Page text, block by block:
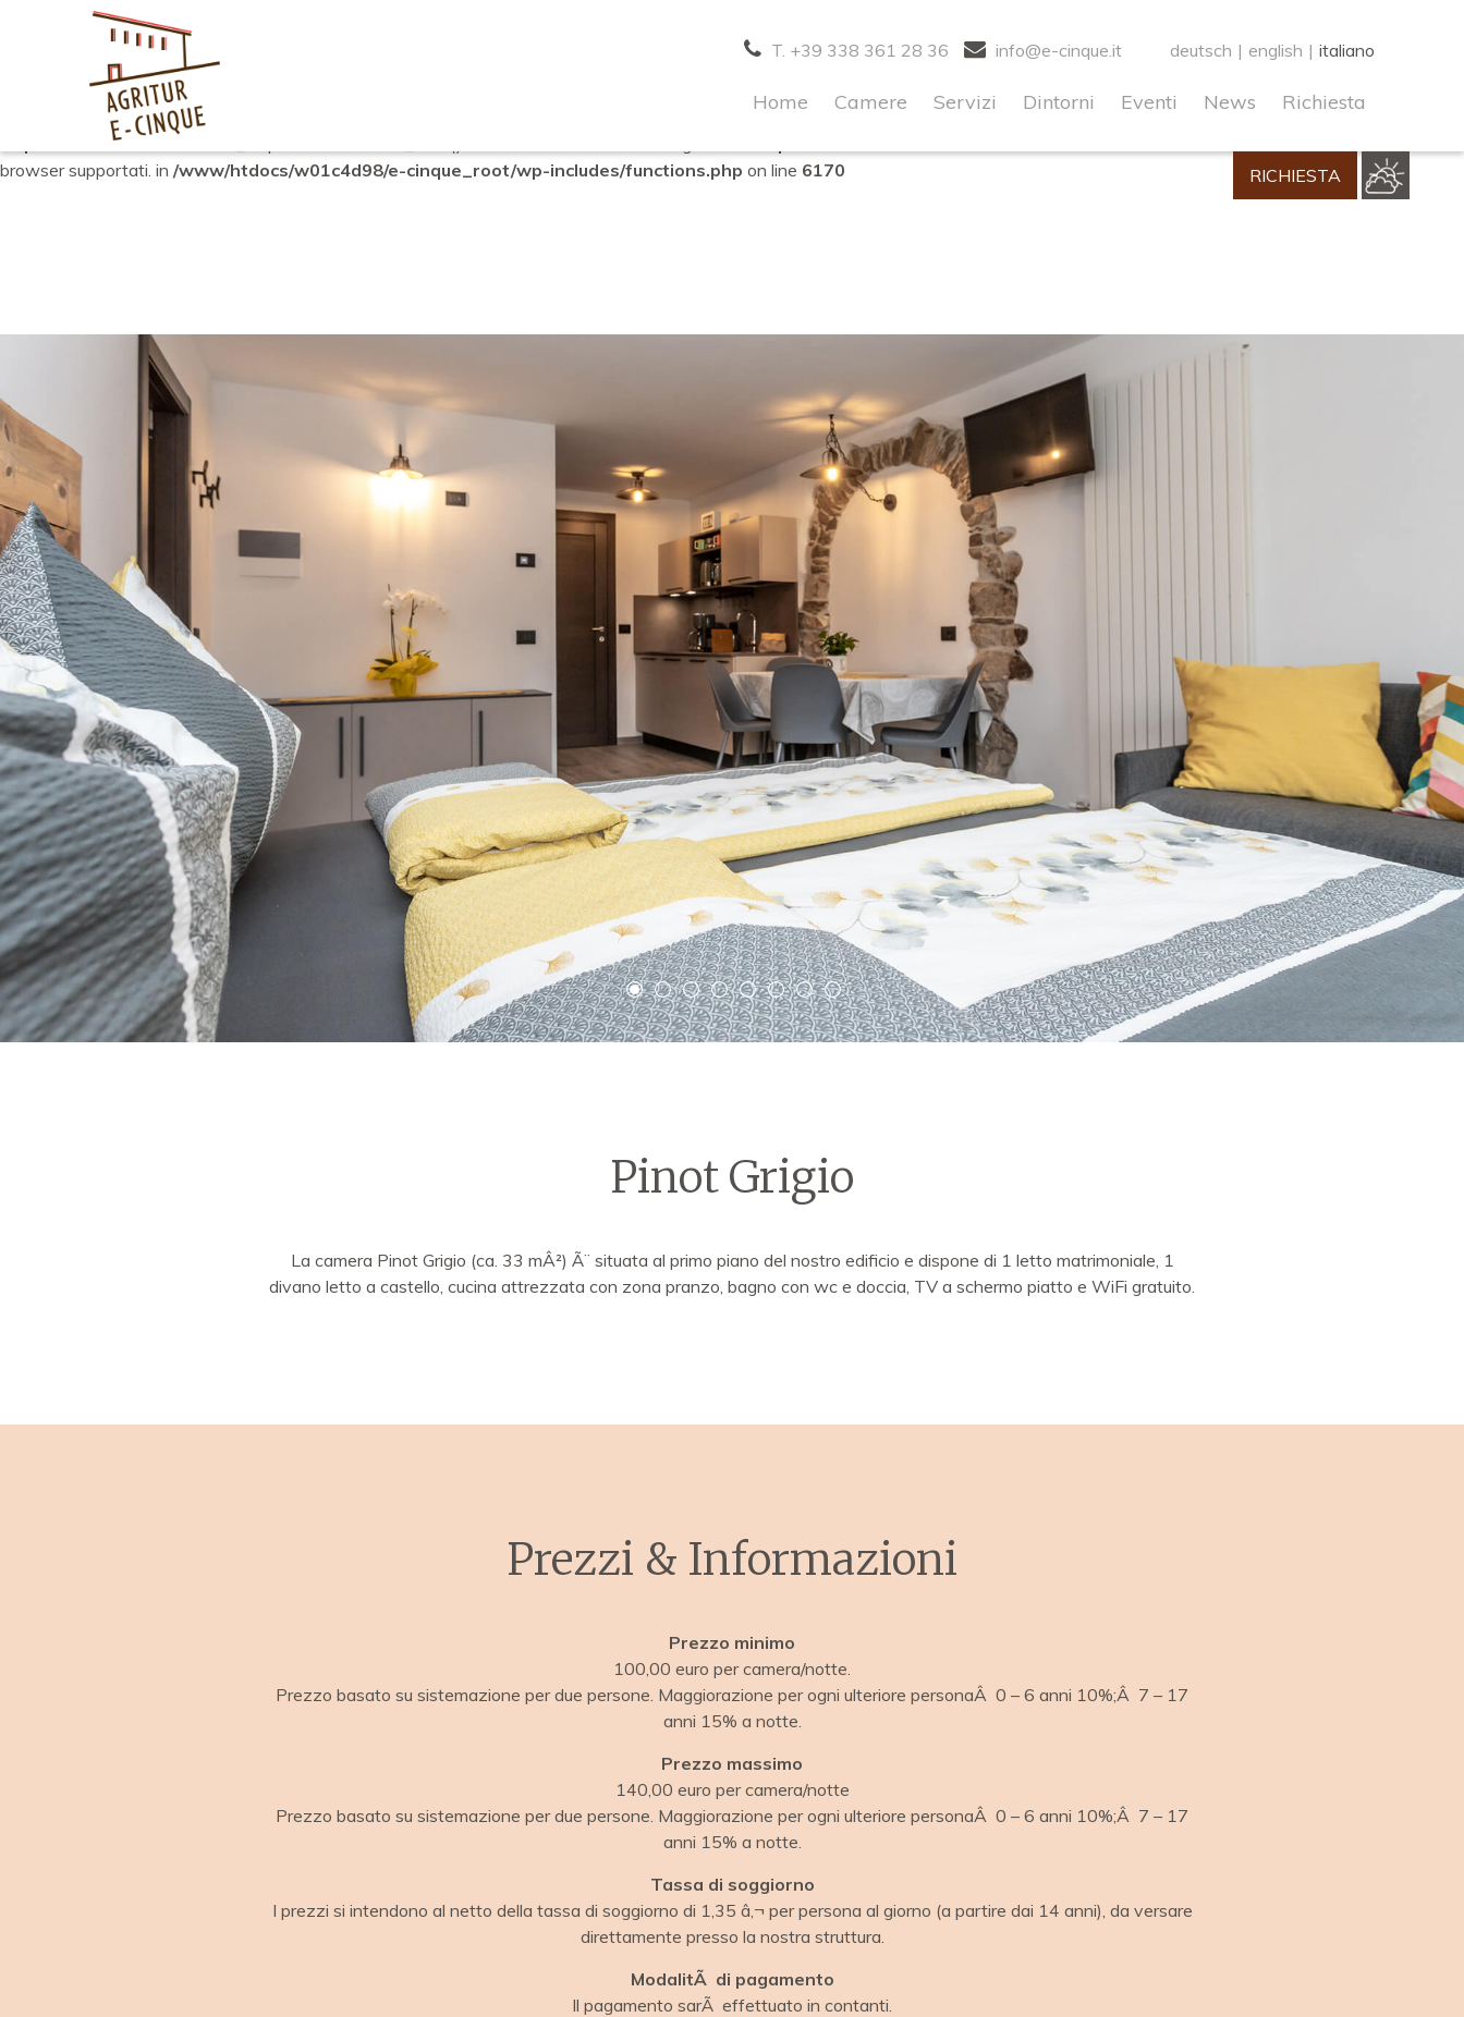
: Function _load_textdomain_just_in_time was called . Translation loading for the
domain was triggered too early. This is usually an indicator for some code in the
plugin or theme running too early. Translations should be loaded at the
Debugging in WordPressfor more information. (This message was added in version
/www/htdocs/w01c4d98/e-cinque_root/wp-includes/functions.php
: La funzione WP_Dependencies->add_data() Ã¨ stata chiamata con un argomento
browser supportati. in /www/htdocs/w01c4d98/e-cinque_root/wp-includes/functions.php on line 6170
T. +39 338 361 28 36 info@e-cinque.it deutsch | english | italiano
Home Camere Servizi Dintorni Eventi News Richiesta
RICHIESTA
Pinot Grigio
La camera Pinot Grigio (ca. 33 mÂ²) Ã¨ situata al primo piano del nostro edificio e dispone di 1 letto matrimoniale, 1
divano letto a castello, cucina attrezzata con zona pranzo, bagno con wc e doccia, TV a schermo piatto e WiFi gratuito.
Prezzi & Informazioni
Prezzo minimo
100,00 euro per camera/notte.
Prezzo basato su sistemazione per due persone. Maggiorazione per ogni ulteriore personaÂ 0 – 6 anni 10%;Â 7 – 17
anni 15% a notte.
Prezzo massimo
140,00 euro per camera/notte
Prezzo basato su sistemazione per due persone. Maggiorazione per ogni ulteriore personaÂ 0 – 6 anni 10%;Â 7 – 17
anni 15% a notte.
Tassa di soggiorno
I prezzi si intendono al netto della tassa di soggiorno di 1,35 â‚¬ per persona al giorno (a partire dai 14 anni), da versare
direttamente presso la nostra struttura.
ModalitÃ di pagamento
Il pagamento sarÃ effettuato in contanti.